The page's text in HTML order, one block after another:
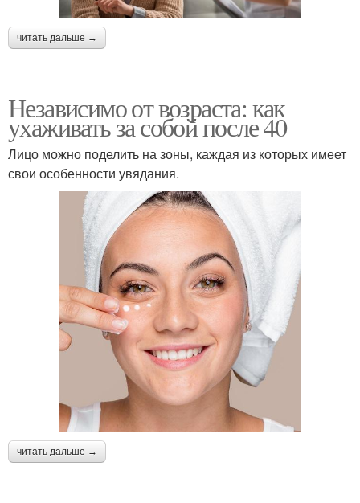
читать дальше →
Независимо от возраста: как
ухаживать за собой после 40
Лицо можно поделить на зоны, каждая из которых имеет
свои особенности увядания.
читать дальше →